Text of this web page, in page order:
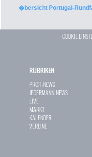
�bersicht Portugal-
COOKIE
RUBRIKEN
PROFI-NEWS
JEDERMANN-NEWS
LIVE
MARKT
KALENDER
VEREINE